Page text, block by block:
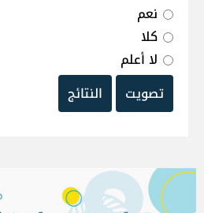
نعم
كلا
لا أعلم
تصويت
النتائج